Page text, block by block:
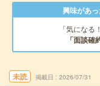
興味があ
「気にな
「面談確
未読 掲載日 2026/07/31